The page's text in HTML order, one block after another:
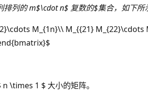
排列的 m$\cdot n$ 复数的$集合，如下
M_{1n}\\ M_{{21}
\times 1 $ 大小的矩阵。